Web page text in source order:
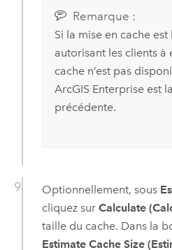
Remarque :
Si la mise en cache
autorisant les clients à
cache n’est pas
ArcGIS Enterpriseest
précédente.
Optionnellement, sous
cliquez sur Calculate
taille du cache. Dans la
Estimate Cache Size